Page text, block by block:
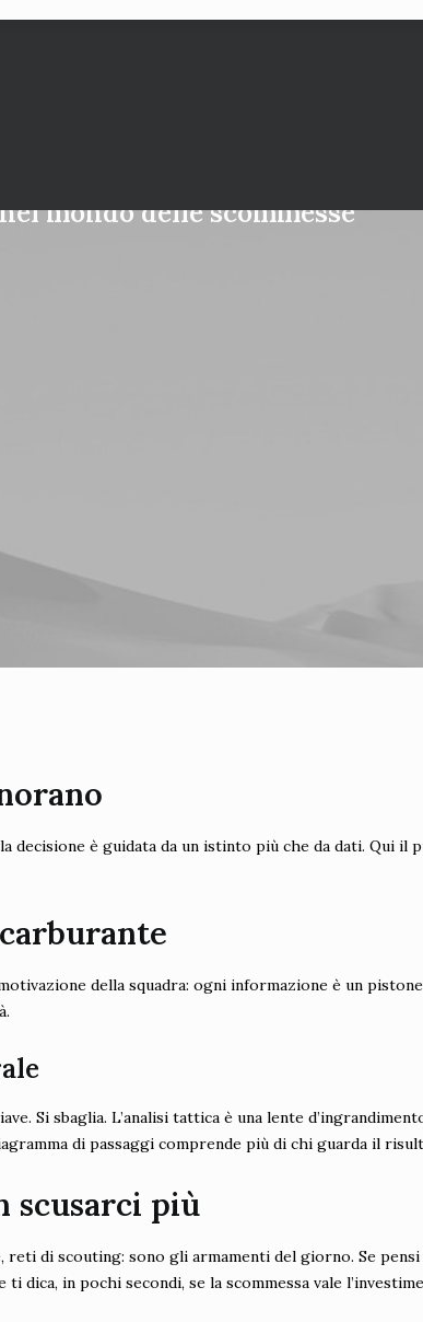
mondo delle scommesse
decisione è guidata da un istinto più che da dati. Qui il
della squadra: ogni informazione è un
Si sbaglia. L’analisi tattica è una lente
di passaggi comprende più di chi guarda il
scusarci più
di scouting: sono gli armamenti del giorno. Se
dica, in pochi secondi, se la scommessa vale